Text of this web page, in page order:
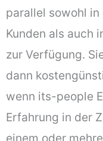
parallel sowohl
Kunden als auch
zur Verfügung.
dann
wenn its-people
Erfahrung in der